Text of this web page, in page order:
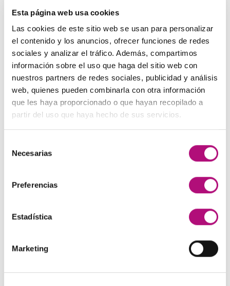
Esta página web usa cookies
Las cookies de este sitio web se usan para personalizar
el contenido y los anuncios, ofrecer funciones de redes
sociales y analizar el tráfico. Además, compartimos
información sobre el uso que haga del sitio web con
nuestros partners de redes sociales, publicidad y análisis
web, quienes pueden combinarla con otra información
que les haya proporcionado o que hayan recopilado a
partir del uso que haya hecho de sus servicios.
Necesarias
Preferencias
Estadística
Marketing
original
137,00€.
actual
130,00€.
Elisièr Tratamiento Instantaneo 50ml
48,00€ El
precio
original
era:
48,00€.
45,00 €El
precio
actual
es:
45,00€.
(IVA incluido)
Paleta de Maquillaje Avon
32,99€ El
precio
original
era:
32,99€.
28,50€El
precio
actual
es:
28,50€.
(IVA incluido)
Maquíllate
precio
8,50
El(IVA incluido)
Pendientes Negro
Champú Huile d´etoile